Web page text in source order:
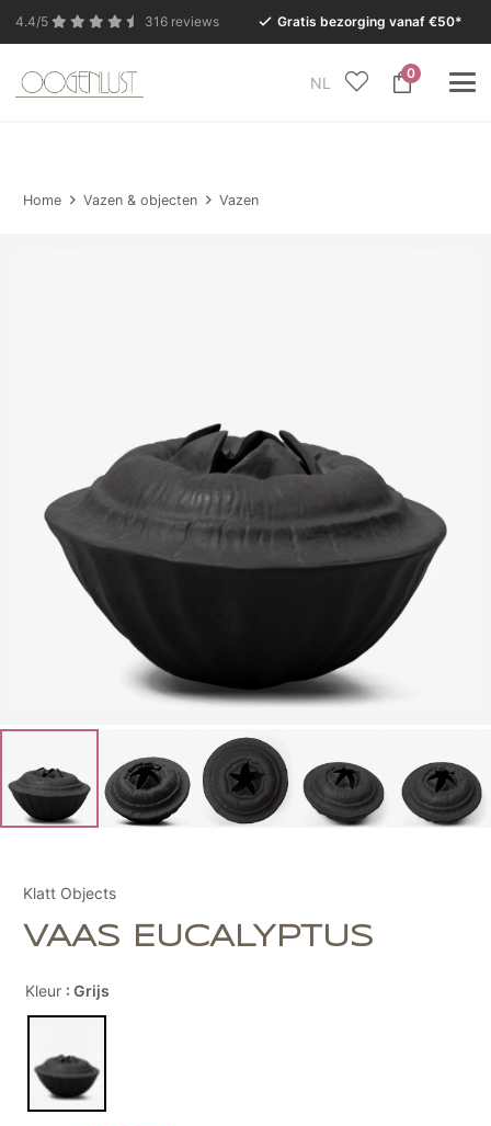
4.4/5 316 reviews Gratis bezorging vanaf €50*
NL
0
In verband met de zomervakantie is onze Conceptstore
Home Vazen & objecten Vazen
Klatt Objects
VAAS EUCALYPTUS
Kleur : Grijs